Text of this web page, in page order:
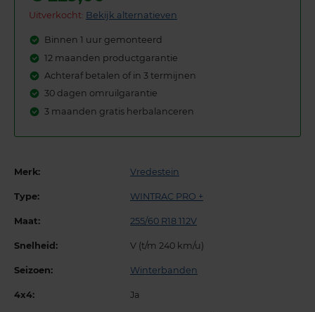
Uitverkocht: Bekijk alternatieven
Binnen 1 uur gemonteerd
12 maanden productgarantie
Achteraf betalen of in 3 termijnen
30 dagen omruilgarantie
3 maanden gratis herbalanceren
Merk: Vredestein
Type: WINTRAC PRO +
Maat: 255/60 R18 112V
Snelheid: V (t/m 240 km/u)
Seizoen: Winterbanden
4x4: Ja